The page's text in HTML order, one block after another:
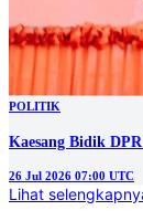
POLITIK
Kaesang Bidik
26 Jul 2026 07:00 UTC
Lihat